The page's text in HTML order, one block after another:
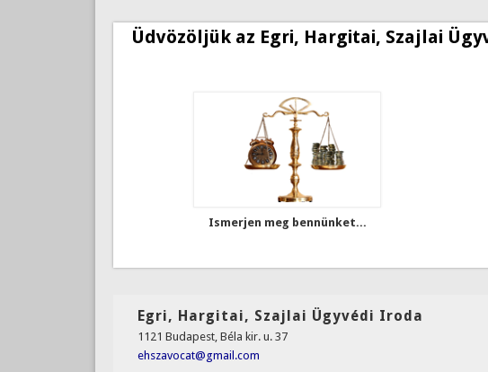
Üdvözöljük az Egri, Hargitai, Szajlai
Ismerjen meg bennünket...
Egri, Hargitai, Szajlai Ügyvédi Iroda
1121 Budapest, Béla kir. u. 37
ehszavocat@gmail.com